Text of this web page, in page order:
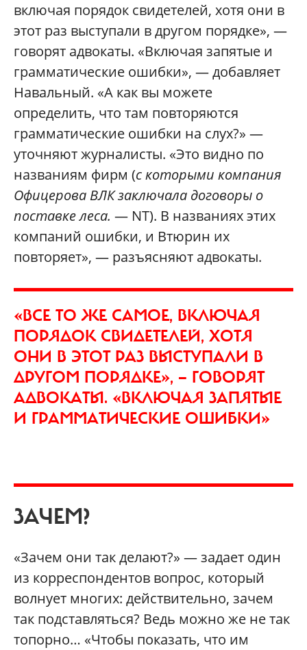
включая порядок свидетелей, хотя они в
этот раз выступали в другом порядке», —
говорят адвокаты. «Включая запятые и
грамматические ошибки», — добавляет
Навальный. «А как вы можете
определить, что там повторяются
грамматические ошибки на слух?» —
уточняют журналисты. «Это видно по
названиям фирм (с которыми компания
Офицерова ВЛК заключала договоры о
поставке леса. — NT). В названиях этих
компаний ошибки, и Втюрин их
повторяет», — разъясняют адвокаты.
«ВСЕ ТО ЖЕ САМОЕ, ВКЛЮЧАЯ
ПОРЯДОК СВИДЕТЕЛЕЙ, ХОТЯ
ОНИ В ЭТОТ РАЗ ВЫСТУПАЛИ В
ДРУГОМ ПОРЯДКЕ», — ГОВОРЯТ
АДВОКАТЫ. «ВКЛЮЧАЯ ЗАПЯТЫЕ
И ГРАММАТИЧЕСКИЕ ОШИБКИ»
ЗАЧЕМ?
«Зачем они так делают?» — задает один
из корреспондентов вопрос, который
волнует многих: действительно, зачем
так подставляться? Ведь можно же не так
топорно… «Чтобы показать, что им